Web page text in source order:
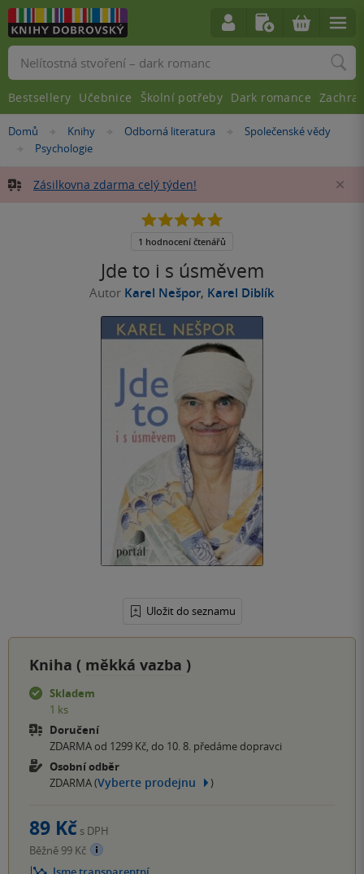
Nacházíte
Domů »Knihy »
Odborná literatura »
Společenské vědy
»Psychologie
Zásilkovna zdarma celý týden!
Jde to i s úsměvem
Autor Karel Nešpor, Karel Diblík
Uložit do seznamu
5.0
5
1 hodnocení čtenářů
Kniha ( měkká vazba )
Skladem
1 ks
Doručení
ZDARMA od 1299 Kč, do 10. 8. předáme dopravci
Osobní odběr
ZDARMA (Vyberte prodejnu )
89 Kč s DPH
Běžně 99 Kč
Vyhledávání
Bestsellery Učebnice Školní potřeby Dark romance